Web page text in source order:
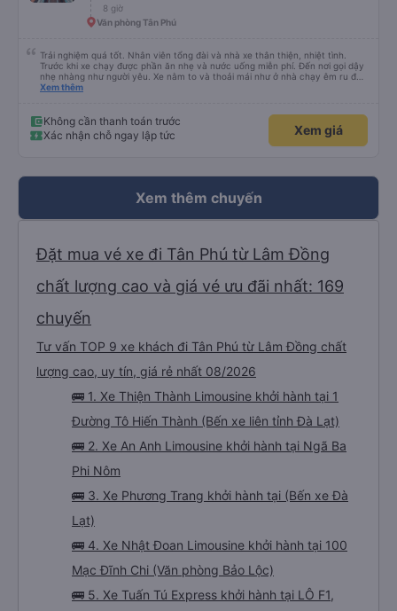
8 giờ
Văn phòng Tân Phú
Trải nghiệm quá tốt. Nhân viên tổng đài và nhà xe thân thiện, nhiệt tình.
Trước khi xe chạy được phần ăn nhẹ và nước uống miễn phí. Đến nơi gọi dậy
nhẹ nhàng như người yêu. Xe nằm to và thoải mái như ở nhà chạy êm ru đến
nơi lúc nào không hay luôn. I had very good experience with this bus
woke us up as they were waking up up their lovers. If you are foreigners and
planning to take this bus, please don’t hesitate as the seats are big and
comfortable enough for you to sleep on.
Xem thêm
Không cần thanh toán trước
Xác nhận chỗ ngay lập tức
Xem giá
Xem thêm chuyến
Đặt mua vé xe đi Tân Phú từ Lâm Đồng
chất lượng cao và giá vé ưu đãi nhất: 169
chuyến
Tư vấn TOP 9 xe khách đi Tân Phú từ Lâm Đồng chất
lượng cao, uy tín, giá rẻ nhất 08/2026
🚌 1. Xe Thiện Thành Limousine khởi hành tại 1
Đường Tô Hiến Thành (Bến xe liên tỉnh Đà Lạt)
🚌 2. Xe An Anh Limousine khởi hành tại Ngã Ba
Phi Nôm
🚌 3. Xe Phương Trang khởi hành tại (Bến xe Đà
Lạt)
🚌 4. Xe Nhật Đoan Limousine khởi hành tại 100
Mạc Đĩnh Chi (Văn phòng Bảo Lộc)
🚌 5. Xe Tuấn Tú Express khởi hành tại LÔ F1,